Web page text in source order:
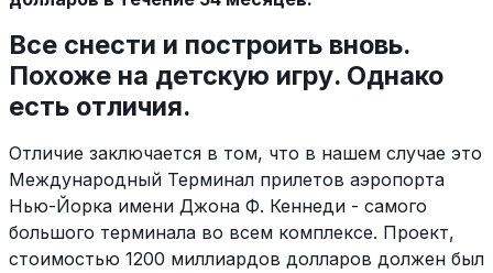
Все снести и построить вновь.
Похоже на детскую игру. Однако
есть отличия.
Отличие заключается в том, что в нашем случае это
Международный Терминал прилетов аэропорта
Нью-Йорка имени Джона Ф. Кеннеди - самого
большого терминала во всем комплексе. Проект,
стоимостью 1200 миллиардов долларов должен был